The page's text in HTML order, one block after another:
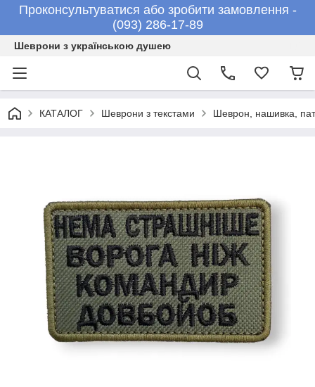
Проконсультуватися або зробити замовлення -
(093) 286-17-89
Шеврони з українською душею
КАТАЛОГ Шеврони з текстами Шеврон, нашивка,